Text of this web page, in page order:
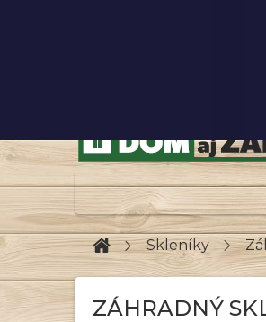
DomovSkleníky
ZÁHRADNÝ